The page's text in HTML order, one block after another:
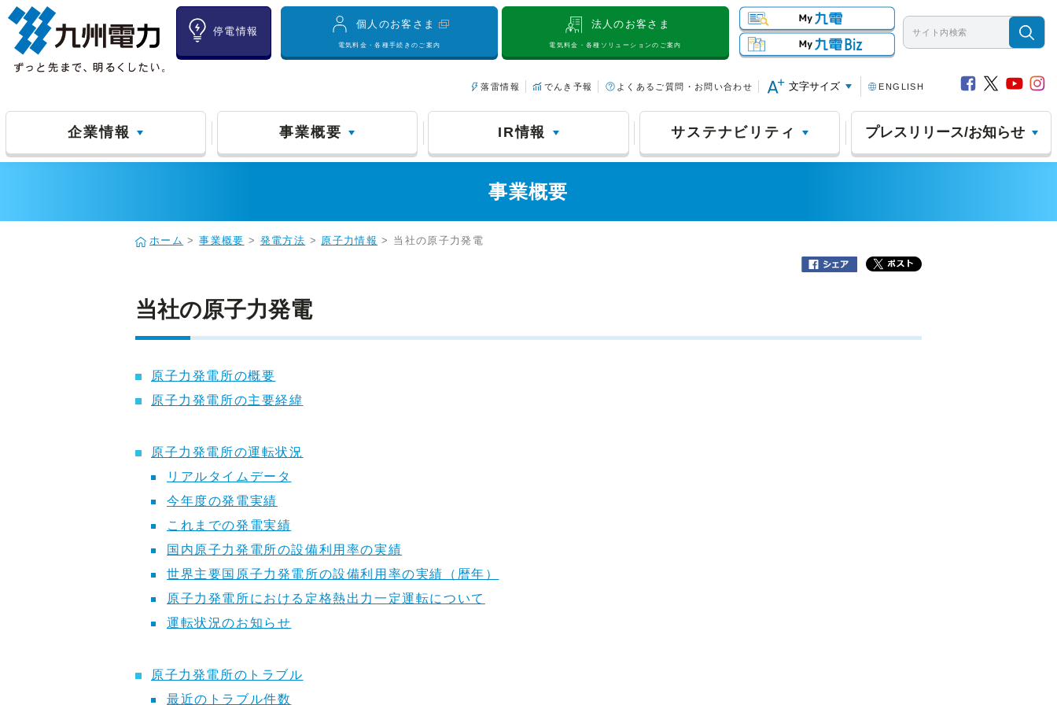
停電情報
個人のお客さま
電気料金・各種手続きのご案内
法人のお客さま
電気料金・各種ソリューションのご案内
落雷情報 でんき予報 よくあるご質問・お問い合わせ 文字サイズ ENGLISH
企業情報 事業概要 IR情報 サステナビリティ プレスリリース/お知らせ
事業概要
ホーム >事業概要 > 発電方法 > 原子力情報 > 当社の原子力発電
当社の原子力発電
原子力発電所の概要
原子力発電所の主要経緯
原子力発電所の運転状況
リアルタイムデータ
今年度の発電実績
これまでの発電実績
国内原子力発電所の設備利用率の実績
世界主要国原子力発電所の設備利用率の実績（暦年）
原子力発電所における定格熱出力一定運転について
運転状況のお知らせ
原子力発電所のトラブル
最近のトラブル件数